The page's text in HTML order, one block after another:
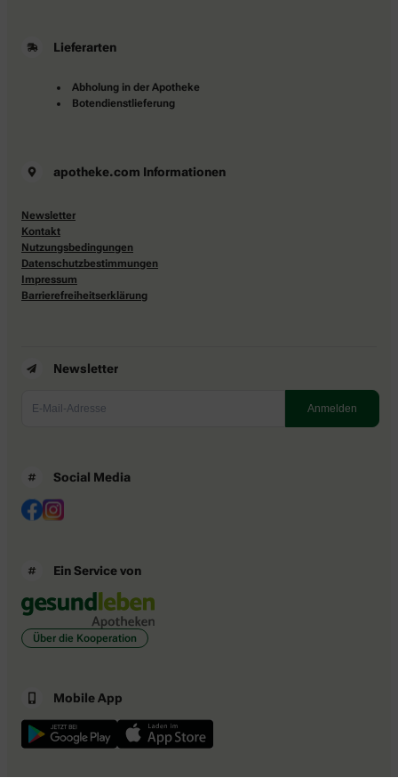
Lieferarten
Abholung in der Apotheke
Botendienstlieferung
apotheke.com Informationen
Newsletter
Kontakt
Nutzungsbedingungen
Datenschutzbestimmungen
Impressum
Barrierefreiheitserklärung
Newsletter
Social Media
Ein Service von
Über die Kooperation
Mobile App